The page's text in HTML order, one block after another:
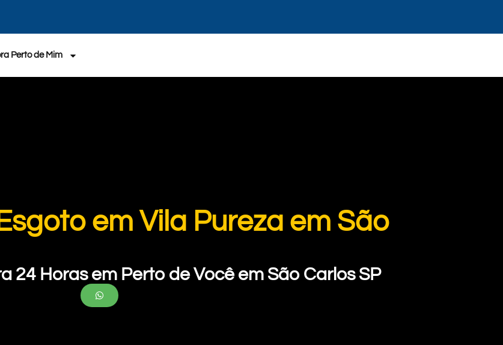
Perto de Mim
em Vila Pureza em São
24 Horas em Perto de Você em São Carlos SP